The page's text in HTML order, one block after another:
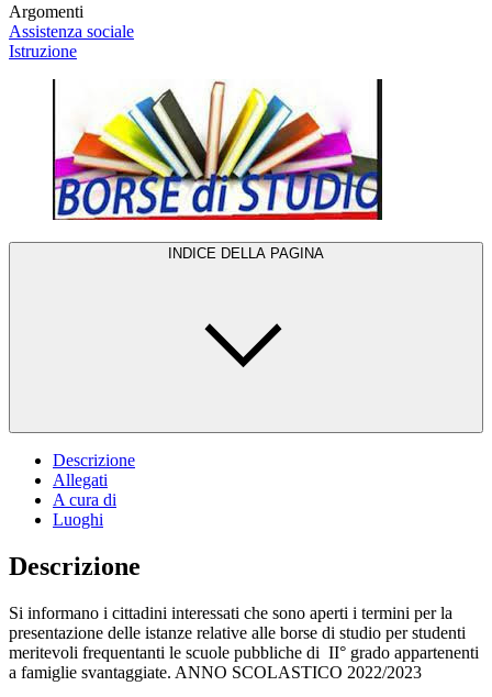
Argomenti
Assistenza sociale
Istruzione
INDICE DELLA PAGINA
Descrizione
Allegati
A cura di
Luoghi
Descrizione
Si informano i cittadini interessati che sono aperti i termini per la
presentazione delle istanze relative alle borse di studio per studenti
meritevoli frequentanti le scuole pubbliche di II° grado appartenenti
a famiglie svantaggiate. ANNO SCOLASTICO 2022/2023